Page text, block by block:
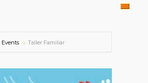
Events Taller Familiar